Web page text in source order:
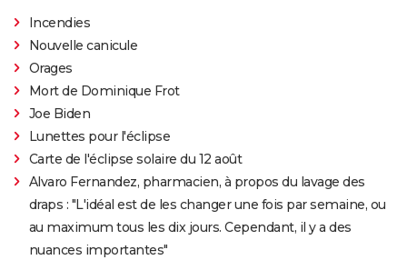
Incendies
Nouvelle canicule
Orages
Mort de Dominique Frot
Joe Biden
Lunettes pour l'éclipse
Carte de l'éclipse solaire du 12 août
Alvaro Fernandez, pharmacien, à propos du lavage des
draps : "L'idéal est de les changer une fois par semaine, ou
au maximum tous les dix jours. Cependant, il y a des
nuances importantes"